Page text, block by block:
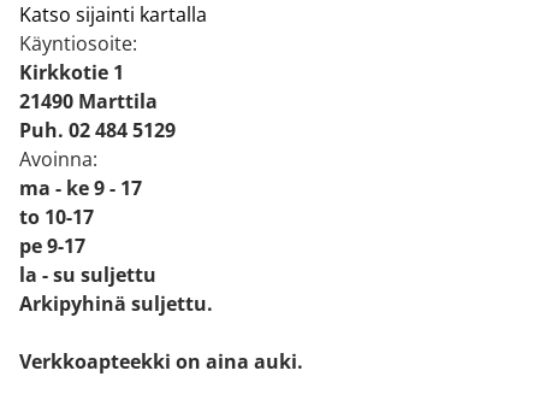
Katso sijainti kartalla
Käyntiosoite:
Kirkkotie 1
21490 Marttila
Puh. 02 484 5129
Avoinna:
ma - ke 9 - 17
to 10-17
pe 9-17
la - su suljettu
Arkipyhinä suljettu.
Verkkoapteekki on aina auki.